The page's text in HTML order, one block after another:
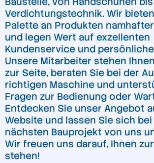
Verdichtungstechnik. Wir
Palette an Produkten
und legen Wert auf exzellenten
Kundenservice und
Unsere Mitarbeiter stehen
zur Seite, beraten Sie bei der
richtigen Maschine und
Fragen zur Bedienung oder
Entdecken Sie unser Angebot
Website und lassen Sie sich bei
nächsten Bauprojekt von uns
Wir freuen uns darauf, Ihnen
stehen!